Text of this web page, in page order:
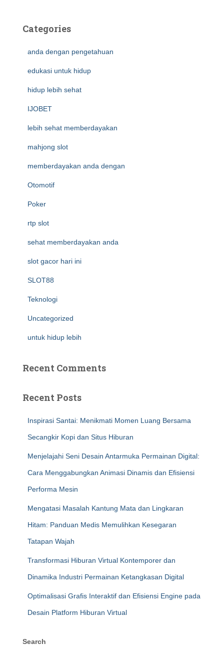
Categories
anda dengan pengetahuan
edukasi untuk hidup
hidup lebih sehat
IJOBET
lebih sehat memberdayakan
mahjong slot
memberdayakan anda dengan
Otomotif
Poker
rtp slot
sehat memberdayakan anda
slot gacor hari ini
SLOT88
Teknologi
Uncategorized
untuk hidup lebih
Recent Comments
Recent Posts
Inspirasi Santai: Menikmati Momen Luang Bersama
Secangkir Kopi dan Situs Hiburan
Menjelajahi Seni Desain Antarmuka Permainan Digital:
Cara Menggabungkan Animasi Dinamis dan Efisiensi
Performa Mesin
Mengatasi Masalah Kantung Mata dan Lingkaran
Hitam: Panduan Medis Memulihkan Kesegaran
Tatapan Wajah
Transformasi Hiburan Virtual Kontemporer dan
Dinamika Industri Permainan Ketangkasan Digital
Optimalisasi Grafis Interaktif dan Efisiensi Engine pada
Desain Platform Hiburan Virtual
Search